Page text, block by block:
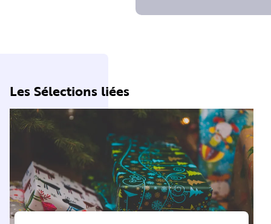
Les Sélections liées